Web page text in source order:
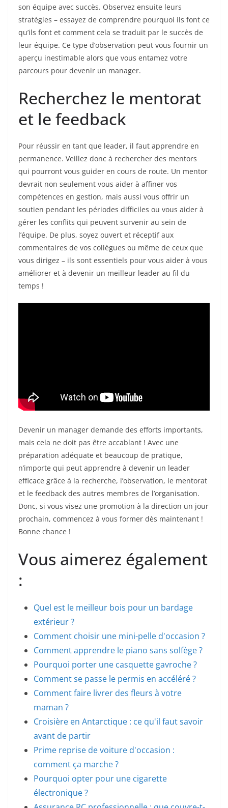
son équipe avec succès. Observez ensuite leurs
stratégies – essayez de comprendre pourquoi ils font ce
qu’ils font et comment cela se traduit par le succès de
leur équipe. Ce type d’observation peut vous fournir un
aperçu inestimable alors que vous entamez votre
parcours pour devenir un manager.
Recherchez le mentorat
et le feedback
Pour réussir en tant que leader, il faut apprendre en
permanence. Veillez donc à rechercher des mentors
qui pourront vous guider en cours de route. Un mentor
devrait non seulement vous aider à affiner vos
compétences en gestion, mais aussi vous offrir un
soutien pendant les périodes difficiles ou vous aider à
gérer les conflits qui peuvent survenir au sein de
l’équipe. De plus, soyez ouvert et réceptif aux
commentaires de vos collègues ou même de ceux que
vous dirigez – ils sont essentiels pour vous aider à vous
améliorer et à devenir un meilleur leader au fil du
temps !
Devenir un manager demande des efforts importants,
mais cela ne doit pas être accablant ! Avec une
préparation adéquate et beaucoup de pratique,
n’importe qui peut apprendre à devenir un leader
efficace grâce à la recherche, l’observation, le mentorat
et le feedback des autres membres de l’organisation.
Donc, si vous visez une promotion à la direction un jour
prochain, commencez à vous former dès maintenant !
Bonne chance !
Vous aimerez également
:
Quel est le meilleur bois pour un bardage
extérieur ?
Comment choisir une mini-pelle d'occasion ?
Comment apprendre le piano sans solfège ?
Pourquoi porter une casquette gavroche ?
Comment se passe le permis en accéléré ?
Comment faire livrer des fleurs à votre
maman ?
Croisière en Antarctique : ce qu'il faut savoir
avant de partir
Prime reprise de voiture d'occasion :
comment ça marche ?
Pourquoi opter pour une cigarette
électronique ?